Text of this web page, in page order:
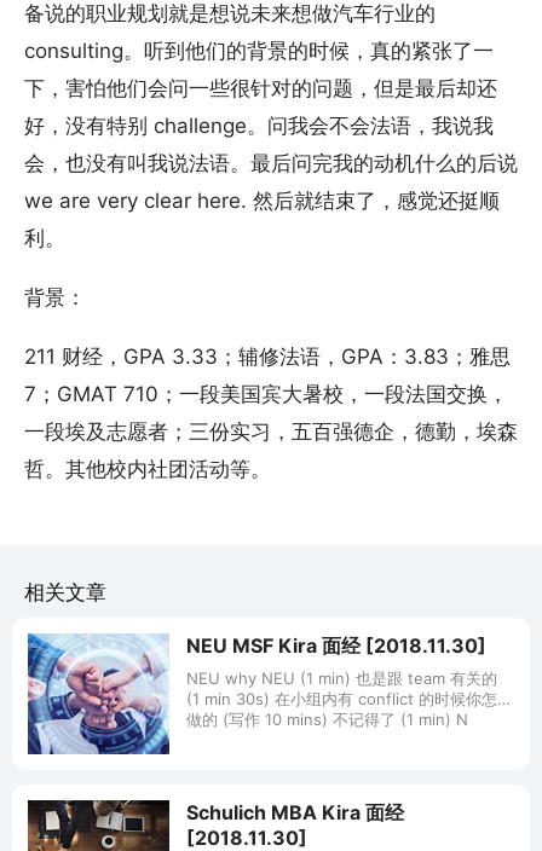
备说的职业规划就是想说未来想做汽车行业的
consulting。听到他们的背景的时候，真的紧张了一
下，害怕他们会问一些很针对的问题，但是最后却还
好，没有特别 challenge。问我会不会法语，我说我
会，也没有叫我说法语。最后问完我的动机什么的后说
we are very clear here. 然后就结束了，感觉还挺顺
利。
背景：
211 财经，GPA 3.33；辅修法语，GPA：3.83；雅思
7；GMAT 710；一段美国宾大暑校，一段法国交换，
一段埃及志愿者；三份实习，五百强德企，德勤，埃森
哲。其他校内社团活动等。
相关文章
NEU MSF Kira 面经 [2018.11.30]
NEU why NEU (1 min) 也是跟 team 有关的
(1 min 30s) 在小组内有 conflict 的时候你怎么
做的 (写作 10 mins) 不记得了 (1 min) N
Schulich MBA Kira 面经
[2018.11.30]